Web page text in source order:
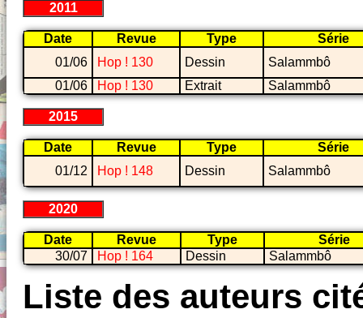
2011
Date Revue Type
Série
01/06
Hop ! 130 Dessin
Salammbô
01/06
Hop ! 130 Extrait Salammbô
2015
Date Revue Type
Série
01/12
Hop ! 148 Dessin Salammbô
2020
Date Revue Type
Série
30/07
Hop ! 164 Dessin Salammbô
Liste des auteurs